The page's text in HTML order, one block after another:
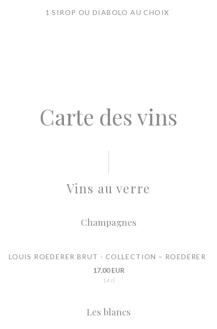
1 SIROP OU DIABOLO AU CHOIX
Carte des vins
Vins au verre
Champagnes
LOUIS ROEDERER BRUT - COLLECTION – ROEDERER
17,00 EUR
14 cl
Les blancs